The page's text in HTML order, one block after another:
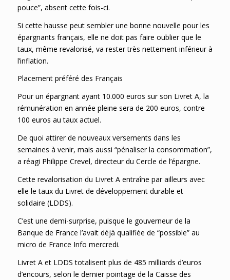
pouce”, absent cette fois-ci.
Si cette hausse peut sembler une bonne nouvelle pour les
épargnants français, elle ne doit pas faire oublier que le
taux, même revalorisé, va rester très nettement inférieur à
l’inflation.
Placement préféré des Français
Pour un épargnant ayant 10.000 euros sur son Livret A, la
rémunération en année pleine sera de 200 euros, contre
100 euros au taux actuel.
De quoi attirer de nouveaux versements dans les
semaines à venir, mais aussi “pénaliser la consommation”,
a réagi Philippe Crevel, directeur du Cercle de l’épargne.
Cette revalorisation du Livret A entraîne par ailleurs avec
elle le taux du Livret de développement durable et
solidaire (LDDS).
C’est une demi-surprise, puisque le gouverneur de la
Banque de France l’avait déjà qualifiée de “possible” au
micro de France Info mercredi.
Livret A et LDDS totalisent plus de 485 milliards d’euros
d’encours, selon le dernier pointage de la Caisse des